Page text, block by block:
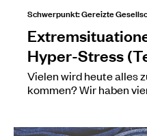
Schwerpunkt: Gereizte
Hyper-Stress
Vielen wird heute alles
kommen? Wir haben